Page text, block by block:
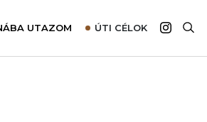
UTAZOM ÚTI CÉLOK